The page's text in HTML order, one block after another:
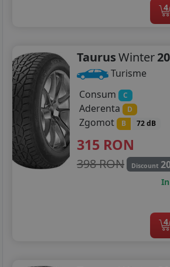
4
TaurusWinter
Turisme
Consum
C
Aderenta D
Zgomot B 72 dB
315 RON
398 RON Discount
4